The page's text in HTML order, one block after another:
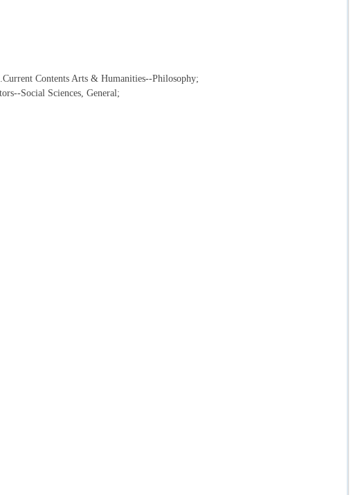
Contents Arts & Humanities--Philosophy;
Social Sciences, General;